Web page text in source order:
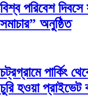
বিশ্ব পরিবেশ
সমাচার” অনুষ্ঠিত
চট্রগ্রামে পার্কিং
চুরি হওয়া